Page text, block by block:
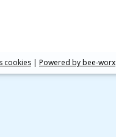
cookies Powered by bee-worx